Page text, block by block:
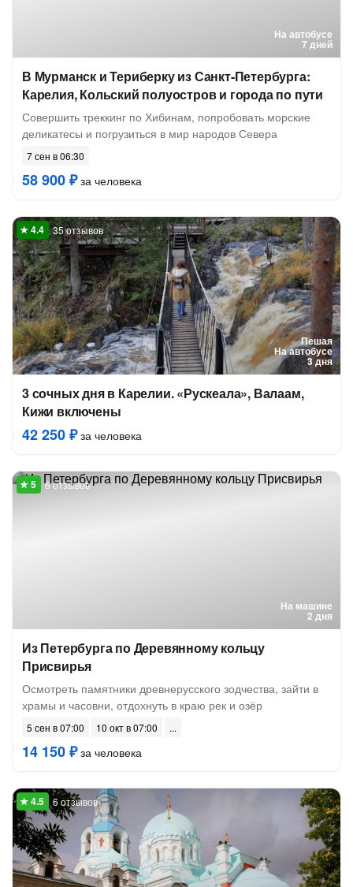
На автобусе
7 дней
В Мурманск и Териберку из Санкт-Петербурга:
Карелия, Кольский полуостров и города по пути
Совершить треккинг по Хибинам, попробовать морские
деликатесы и погрузиться в мир народов Севера
7 сен в 06:30
58 900 ₽за человека
Пешая
На автобусе
3 дня
35 отзывов
3 сочных дня в Карелии. «Рускеала», Валаам,
Кижи включены
42 250 ₽за человека
На машине
2 дня
6 отзывов
Из Петербурга по Деревянному кольцу
Присвирья
Осмотреть памятники древнерусского зодчества, зайти в
храмы и часовни, отдохнуть в краю рек и озёр
5 сен в 07:00 10 окт в 07:00
14 150 ₽за человека
6 отзывов